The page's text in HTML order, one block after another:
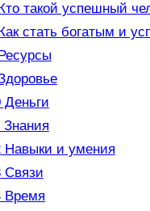
такой успешный
стать богатым и
Деньги
Знания
Навыки и умения
Связи
Время